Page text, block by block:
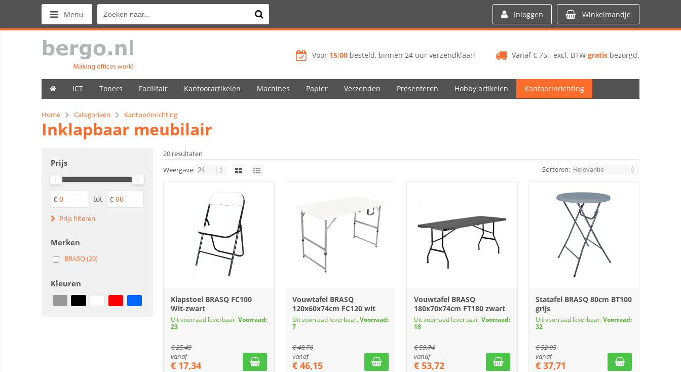
Menu Inloggen Winkelmandje
Vanaf € 75,- excl. BTW gratis bezorgd.
Voor 15:00 besteld, binnen 24 uur verzendklaar!
ICT Toners Facilitair Kantoorartikelen Machines Papier Verzenden Presenteren Hobby artikelen Kantoorinrichting
Home Categorieën Kantoorinrichting
Inklapbaar meubilair
Prijs
€ tot €
Prijs filteren
Merken
BRASQ (20)
Kleuren
20 resultaten
Weergave:
Sorteren:
Klapstoel BRASQ FC100
Wit-zwart
Uit voorraad leverbaar.Voorraad:
23
€25,49
vanaf
€ 17,34
Vouwtafel BRASQ
120x60x74cm FC120 wit
Uit voorraad leverbaar.Voorraad:
7
€48,76
vanaf
€ 46,15
Vouwtafel BRASQ
180x70x74cm FT180 zwart
Uit voorraad leverbaar.Voorraad:
18
€59,74
vanaf
€ 53,72
Statafel BRASQ 80cm BT100
grijs
Uit voorraad leverbaar.Voorraad:
32
€52,05
vanaf
€ 37,71